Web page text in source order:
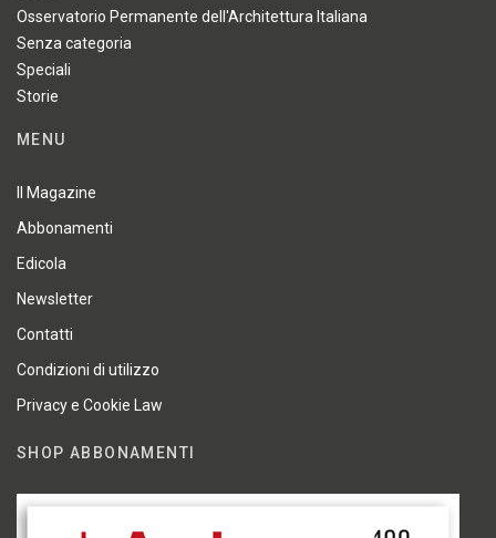
Osservatorio Permanente dell'Architettura Italiana
Senza categoria
Speciali
Storie
MENU
Il Magazine
Abbonamenti
Edicola
Newsletter
Contatti
Condizioni di utilizzo
Privacy e Cookie Law
SHOP ABBONAMENTI